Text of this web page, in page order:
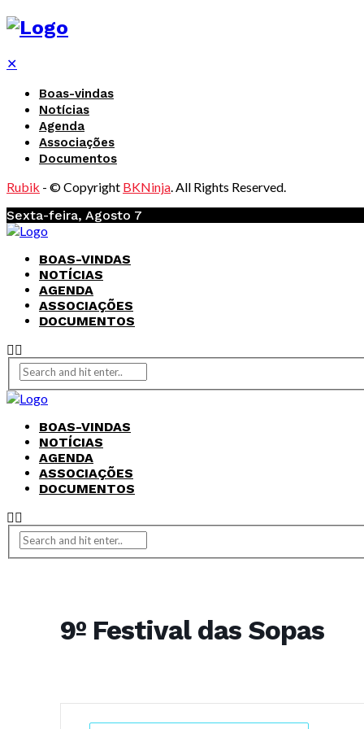
✕
Boas-vindas
Notícias
Agenda
Associações
Documentos
Rubik - © Copyright BKNinja. All Rights Reserved.
Sexta-feira, Agosto 7
BOAS-VINDAS
NOTÍCIAS
AGENDA
ASSOCIAÇÕES
DOCUMENTOS
BOAS-VINDAS
NOTÍCIAS
AGENDA
ASSOCIAÇÕES
DOCUMENTOS
9º Festival das Sopas